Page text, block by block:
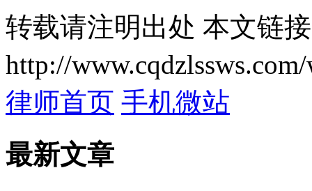
转载请注明出处 本文链
http://
律师首页 手机微站
最新文章